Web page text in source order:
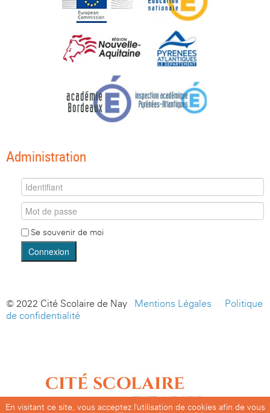
Administration
Se souvenir de moi
Connexion
© 2022 Cité Scolaire de Nay - Mentions Légales
Politique
de confidentialité
En visitant ce site, vous acceptez l'utilisation de cookies afin de vous